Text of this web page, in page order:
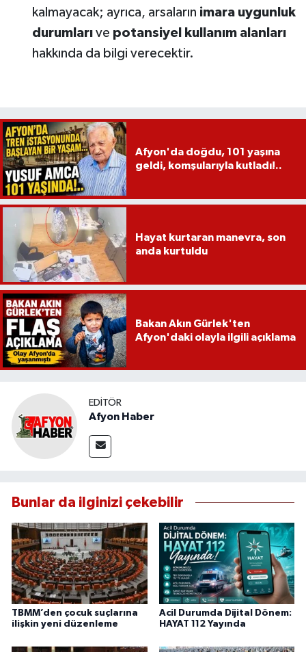
kalmayacak; ayrıca, arsaların imara uygunluk
durumlarıve potansiyel kullanım alanları
hakkında da bilgi verecektir.
Afyon'da doğdu, 101 yaşına
geldi, komşularıyla kutladı!..
Hayat kurtaran manevra, son
anda kurtuldu
Bakan Akın Gürlek'ten
Afyon'daki olayla ilgili açıklama
EDITÖR
Afyon Haber
Bunlar da ilginizi çekebilir
TBMM’den çocuk suçlarına
ilişkin yeni düzenleme
Acil Durumda Dijital Dönem:
HAYAT 112 Yayında